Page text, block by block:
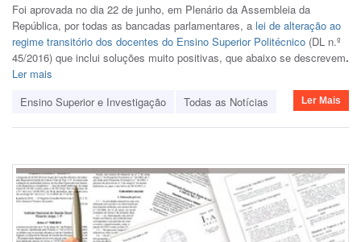
Foi aprovada no dia 22 de junho, em Plenário da Assembleia da
República, por todas as bancadas parlamentares, a lei de alteração ao
regime transitório dos docentes do Ensino Superior Politécnico (DL n.º
45/2016) que inclui soluções muito positivas, que abaixo se descrevem.
Ler mais
Ensino Superior e Investigação
Todas as Notícias Ler Mais